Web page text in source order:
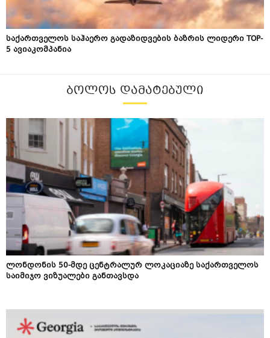
საქართველოს საჰაერო გადაზიდვების ბაზრის ლიდერი TOP-
5 ავიაკომპანია
ᲑᲝᲚᲝᲡ ᲓᲐᲛᲐᲢᲔᲑᲣᲚᲘ
ლონდონის 50-მდე ცენტრალურ ლოკაციაზე საქართველოს
საიმიჯო ვიზუალები განთავსდა